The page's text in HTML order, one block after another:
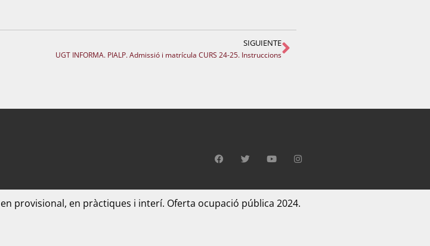
SIGUIENTE
UGT INFORMA. PIALP. Admissió i matrícula CURS 24-25. Instruccions
en provisional, en pràctiques i interí. Oferta ocupació pública 2024.